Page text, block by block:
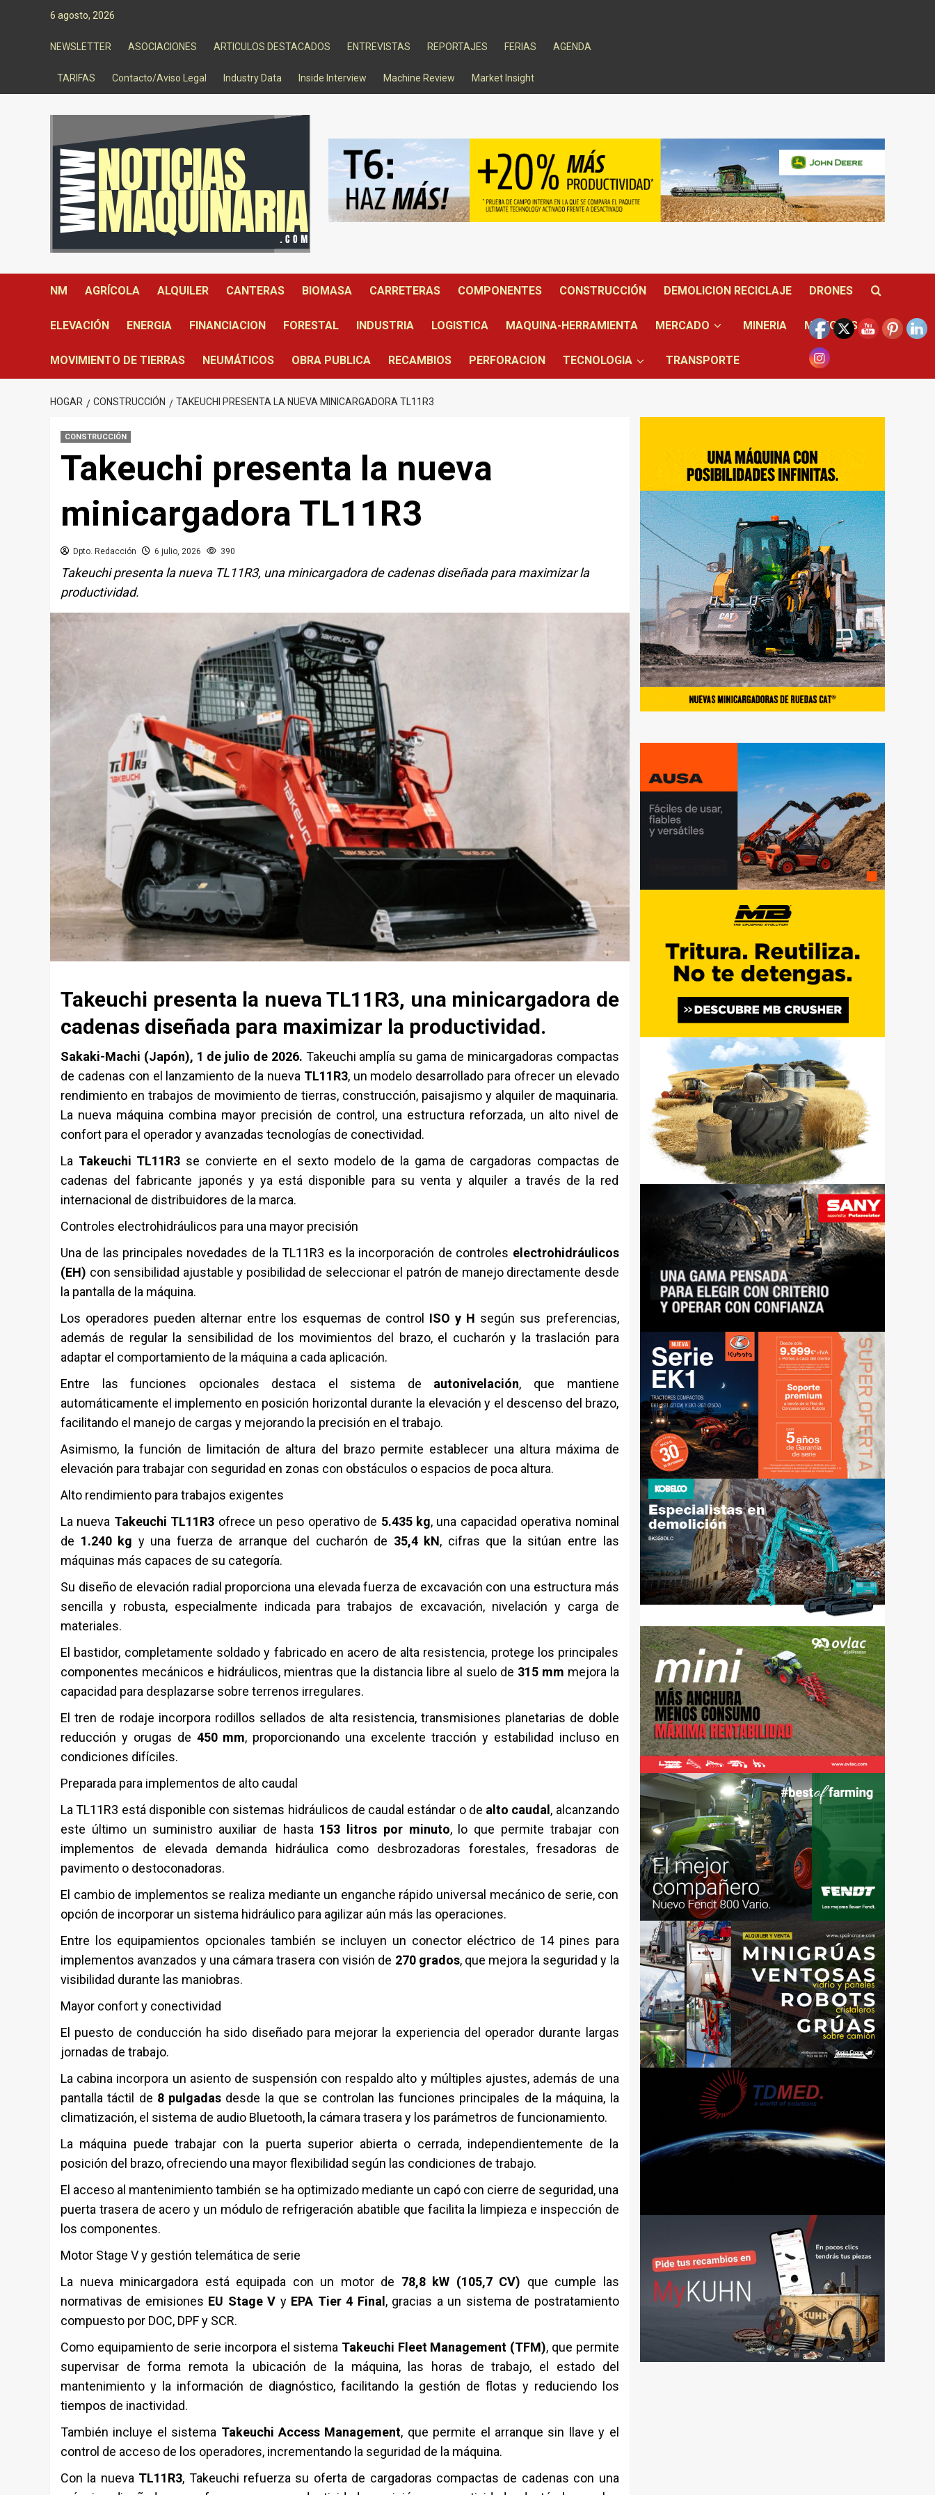
6 agosto, 2026
NEWSLETTER ASOCIACIONES ARTICULOS DESTACADOS ENTREVISTAS REPORTAJES FERIAS AGENDA
TARIFAS Contacto/Aviso Legal Industry Data Inside Interview Machine Review Market Insight
NM AGRÍCOLA ALQUILER CANTERAS BIOMASA CARRETERAS COMPONENTES CONSTRUCCIÓN DEMOLICION RECICLAJE DRONES
ELEVACIÓN ENERGIA FINANCIACION FORESTAL INDUSTRIA LOGISTICA MAQUINA-HERRAMIENTA MERCADO MINERIA MOTORES
MOVIMIENTO DE TIERRAS NEUMÁTICOS OBRA PUBLICA RECAMBIOS PERFORACION TECNOLOGIA TRANSPORTE
HOGAR CONSTRUCCIÓN TAKEUCHI PRESENTA LA NUEVA MINICARGADORA TL11R3
CONSTRUCCIÓN
Takeuchi presenta la nueva
minicargadora TL11R3
Dpto. Redacción 6 julio, 2026 390
Takeuchi presenta la nueva TL11R3, una minicargadora de cadenas diseñada para maximizar la
productividad.
Takeuchi presenta la nueva TL11R3, una minicargadora de
cadenas diseñada para maximizar la productividad.
Sakaki-Machi (Japón), 1 de julio de 2026. Takeuchi amplía su gama de minicargadoras compactas
de cadenas con el lanzamiento de la nueva TL11R3, un modelo desarrollado para ofrecer un elevado
rendimiento en trabajos de movimiento de tierras, construcción, paisajismo y alquiler de maquinaria.
La nueva máquina combina mayor precisión de control, una estructura reforzada, un alto nivel de
confort para el operador y avanzadas tecnologías de conectividad.
La Takeuchi TL11R3 se convierte en el sexto modelo de la gama de cargadoras compactas de
cadenas del fabricante japonés y ya está disponible para su venta y alquiler a través de la red
internacional de distribuidores de la marca.
Controles electrohidráulicos para una mayor precisión
Una de las principales novedades de la TL11R3 es la incorporación de controles electrohidráulicos
(EH) con sensibilidad ajustable y posibilidad de seleccionar el patrón de manejo directamente desde
la pantalla de la máquina.
Los operadores pueden alternar entre los esquemas de control ISO y H según sus preferencias,
además de regular la sensibilidad de los movimientos del brazo, el cucharón y la traslación para
adaptar el comportamiento de la máquina a cada aplicación.
Entre las funciones opcionales destaca el sistema de autonivelación, que mantiene
automáticamente el implemento en posición horizontal durante la elevación y el descenso del brazo,
facilitando el manejo de cargas y mejorando la precisión en el trabajo.
Asimismo, la función de limitación de altura del brazo permite establecer una altura máxima de
elevación para trabajar con seguridad en zonas con obstáculos o espacios de poca altura.
Alto rendimiento para trabajos exigentes
La nueva Takeuchi TL11R3 ofrece un peso operativo de 5.435 kg, una capacidad operativa nominal
de 1.240 kg y una fuerza de arranque del cucharón de 35,4 kN, cifras que la sitúan entre las
máquinas más capaces de su categoría.
Su diseño de elevación radial proporciona una elevada fuerza de excavación con una estructura más
sencilla y robusta, especialmente indicada para trabajos de excavación, nivelación y carga de
materiales.
El bastidor, completamente soldado y fabricado en acero de alta resistencia, protege los principales
componentes mecánicos e hidráulicos, mientras que la distancia libre al suelo de 315 mm mejora la
capacidad para desplazarse sobre terrenos irregulares.
El tren de rodaje incorpora rodillos sellados de alta resistencia, transmisiones planetarias de doble
reducción y orugas de 450 mm, proporcionando una excelente tracción y estabilidad incluso en
condiciones difíciles.
Preparada para implementos de alto caudal
La TL11R3 está disponible con sistemas hidráulicos de caudal estándar o de alto caudal , alcanzando
este último un suministro auxiliar de hasta 153 litros por minuto, lo que permite trabajar con
implementos de elevada demanda hidráulica como desbrozadoras forestales, fresadoras de
pavimento o destoconadoras.
El cambio de implementos se realiza mediante un enganche rápido universal mecánico de serie, con
opción de incorporar un sistema hidráulico para agilizar aún más las operaciones.
Entre los equipamientos opcionales también se incluyen un conector eléctrico de 14 pines para
implementos avanzados y una cámara trasera con visión de 270 grados, que mejora la seguridad y la
visibilidad durante las maniobras.
Mayor confort y conectividad
El puesto de conducción ha sido diseñado para mejorar la experiencia del operador durante largas
jornadas de trabajo.
La cabina incorpora un asiento de suspensión con respaldo alto y múltiples ajustes, además de una
pantalla táctil de 8 pulgadas desde la que se controlan las funciones principales de la máquina, la
climatización, el sistema de audio Bluetooth, la cámara trasera y los parámetros de funcionamiento.
La máquina puede trabajar con la puerta superior abierta o cerrada, independientemente de la
posición del brazo, ofreciendo una mayor flexibilidad según las condiciones de trabajo.
El acceso al mantenimiento también se ha optimizado mediante un capó con cierre de seguridad, una
puerta trasera de acero y un módulo de refrigeración abatible que facilita la limpieza e inspección de
los componentes.
Motor Stage V y gestión telemática de serie
La nueva minicargadora está equipada con un motor de 78,8 kW (105,7 CV) que cumple las
normativas de emisiones EU Stage V y EPA Tier 4 Final , gracias a un sistema de postratamiento
compuesto por DOC, DPF y SCR.
Como equipamiento de serie incorpora el sistema Takeuchi Fleet Management (TFM), que permite
supervisar de forma remota la ubicación de la máquina, las horas de trabajo, el estado del
mantenimiento y la información de diagnóstico, facilitando la gestión de flotas y reduciendo los
tiempos de inactividad.
También incluye el sistema Takeuchi Access Management, que permite el arranque sin llave y el
control de acceso de los operadores, incrementando la seguridad de la máquina.
Con la nueva TL11R3, Takeuchi refuerza su oferta de cargadoras compactas de cadenas con una